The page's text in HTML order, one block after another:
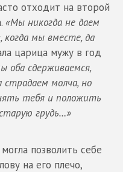
отходит на второй
«Мы никогда не даем
когда мы вместе, да
царица мужу в год
оба сдерживаемся,
страдаем молча, но
тебя и положить
грудь…»
позволить себе
на его плечо,